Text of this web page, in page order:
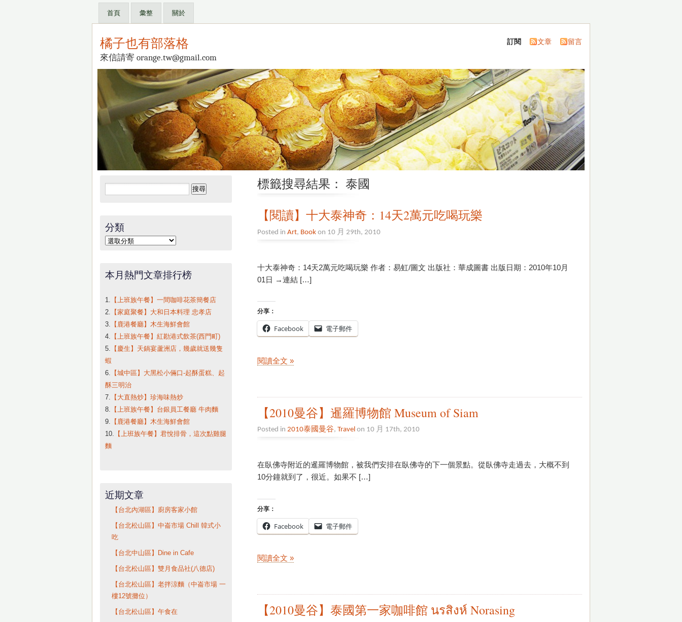
首頁 彙整 關於
橘子也有部落格
來信請寄 orange.tw@gmail.com
訂閱 文章 留言
標籤搜尋結果： 泰國
【閱讀】十大泰神奇：14天2萬元吃喝玩樂
Posted in Art, Bookon 10 月 29th, 2010
十大泰神奇：14天2萬元吃喝玩樂 作者：易虹/圖文 出版社：華成圖書 出版日期：2010年10月
01日 →連結 […]
分享：
Facebook 電子郵件
閱讀全文 »
【2010曼谷】暹羅博物館 Museum of Siam
Posted in 2010泰國曼谷, Travelon 10 月 17th, 2010
在臥佛寺附近的暹羅博物館，被我們安排在臥佛寺的下一個景點。從臥佛寺走過去，大概不到
10分鐘就到了，很近。如果不 […]
分享：
Facebook 電子郵件
閱讀全文 »
【2010曼谷】泰國第一家咖啡館 นรสิงห์ Norasing
搜
尋
字:
分類
分
本月熱門文章排行榜
1. 【上班族午餐】一間咖啡花茶簡餐店
2. 【家庭聚餐】大和日本料理 忠孝店
3. 【鹿港餐廳】木生海鮮會館
4. 【上班族午餐】紅勘港式飲茶(西門町)
5. 【慶生】天鍋宴蘆洲店，幾歲就送幾隻
蝦
6. 【城中區】大黑松小倆口-起酥蛋糕、起
酥三明治
7. 【大直熱炒】珍海味熱炒
8. 【上班族午餐】台銀員工餐廳 牛肉麵
9. 【鹿港餐廳】木生海鮮會館
10. 【上班族午餐】君悅排骨，這次點雞腿
麵
近期文章
【台北內湖區】廚房客家小館
【台北松山區】中崙市場 Chill 韓式小
吃
【台北中山區】Dine in Cafe
【台北松山區】雙月食品社(八德店)
【台北松山區】老拌涼麵（中崙市場 一
樓12號攤位）
【台北松山區】午食在